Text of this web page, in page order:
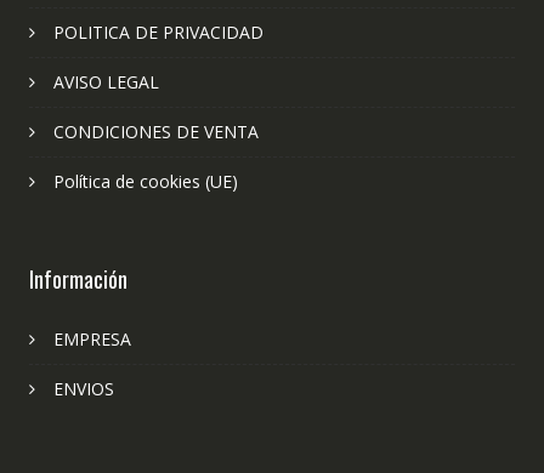
POLITICA DE PRIVACIDAD
AVISO LEGAL
CONDICIONES DE VENTA
Política de cookies (UE)
Información
EMPRESA
ENVIOS